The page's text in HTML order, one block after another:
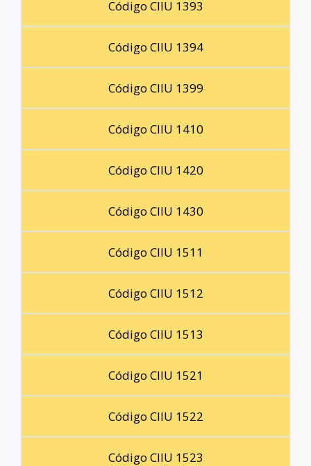
Código CIIU 1393
Código CIIU 1394
Código CIIU 1399
Código CIIU 1410
Código CIIU 1420
Código CIIU 1430
Código CIIU 1511
Código CIIU 1512
Código CIIU 1513
Código CIIU 1521
Código CIIU 1522
Código CIIU 1523